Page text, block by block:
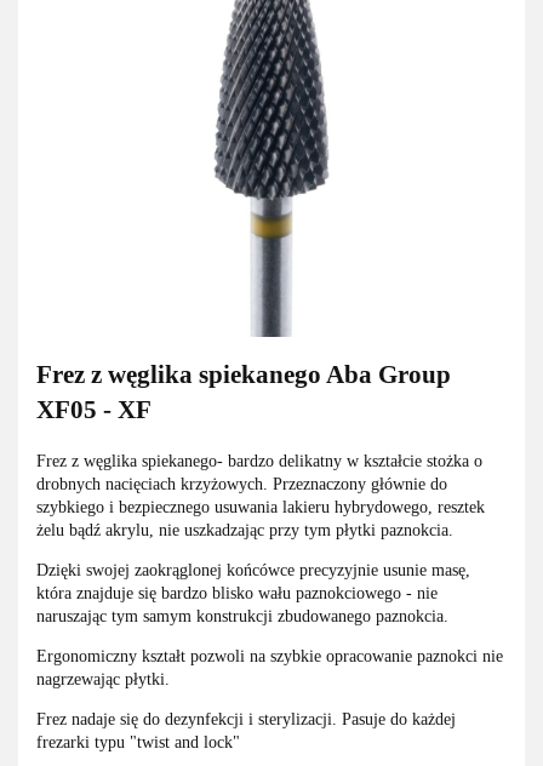
Frez z węglika spiekanego Aba Group
XF05 - XF
Frez z węglika spiekanego- bardzo delikatny w kształcie stożka o
drobnych nacięciach krzyżowych. Przeznaczony głównie do
szybkiego i bezpiecznego usuwania lakieru hybrydowego, resztek
żelu bądź akrylu, nie uszkadzając przy tym płytki paznokcia.
Dzięki swojej zaokrąglonej końcówce precyzyjnie usunie masę,
która znajduje się bardzo blisko wału paznokciowego - nie
naruszając tym samym konstrukcji zbudowanego paznokcia.
Ergonomiczny kształt pozwoli na szybkie opracowanie paznokci nie
nagrzewając płytki.
Frez nadaje się do dezynfekcji i sterylizacji. Pasuje do każdej
frezarki typu "twist and lock"